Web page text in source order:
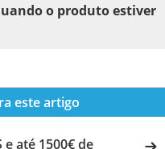
o produto estiver
este artigo
e até 1500€ de